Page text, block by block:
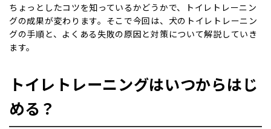
ちょっとしたコツを知っているかどうかで、トイレトレーニン
グの成果が変わります。そこで今回は、犬のトイレトレーニン
グの手順と、よくある失敗の原因と対策について解説していき
ます。
トイレトレーニングはいつからはじ
める？